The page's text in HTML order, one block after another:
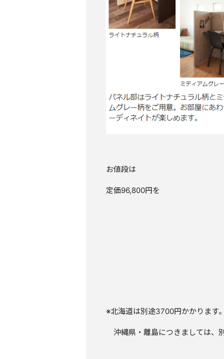
お値段は
定価96,800円を
※北海道は別途3700円かかります
沖縄県・離島につきましては、